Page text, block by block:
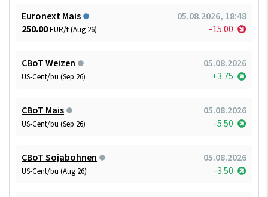
Euronext Mais
05.08.2026, 18:48
250.00EUR/t (Aug 26) -15.00
CBoT Weizen 05.08.2026
US-Cent/bu (Sep 26) +3.75
CBoT Mais 05.08.2026
US-Cent/bu (Sep 26) -5.50
CBoT Sojabohnen 05.08.2026
US-Cent/bu (Aug 26) -3.50